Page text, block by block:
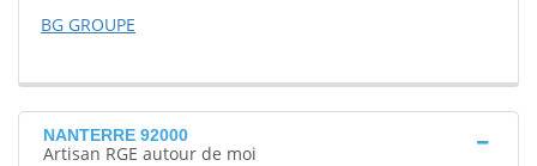
BG GROUPE
NANTERRE 92000
Artisan RGE autour de moi